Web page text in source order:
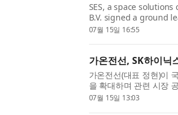
SES, a space
B.V. signed a ground
municipality of
07월 15일 16:55
가온전선, SK하이닉
가온전선(대표 정현)이
을 확대하며 관련 시장
닉스 용인 반도체 클러
07월 15일 13:03